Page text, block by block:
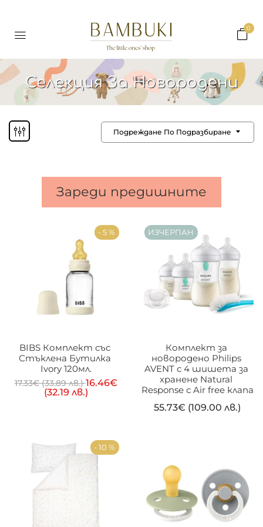
0
Селекция За Новородени
Подреждане По Подразбиране
Зареди предишните
- 5 %
BIBS Комплект със
Стъклена Бутилка
Ivory 120мл.
17.33€(33.89 лв.)16.46€
(32.19 лв.)
ИЗЧЕРПАН
Комплект за
новородено Philips
AVENT с 4 шишета за
хранене Natural
Response с Air free клапа
55.73€ (109.00 лв.)
- 10 %